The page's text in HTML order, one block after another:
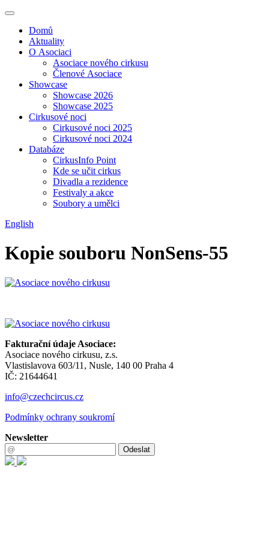
Domů
Aktuality
O Asociaci
Asociace nového cirkusu
Členové Asociace
Showcase
Showcase 2026
Showcase 2025
Cirkusové noci
Cirkusové noci 2025
Cirkusové noci 2024
Databáze
CirkusInfo Point
Kde se učit cirkus
Divadla a rezidence
Festivaly a akce
Soubory a umělci
English
Kopie souboru NonSens-55
Fakturační údaje Asociace:
Asociace nového cirkusu, z.s.
Vlastislavova 603/11, Nusle, 140 00 Praha 4
IČ: 21644641
info@czechcircus.cz
Podmínky ochrany soukromí
Newsletter
Odeslat